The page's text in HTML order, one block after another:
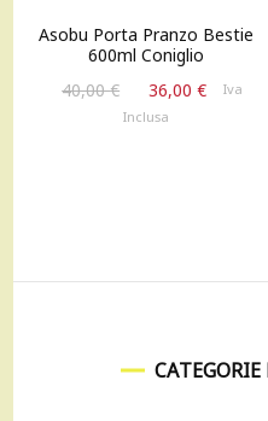
Asobu Porta Pranzo Bestie
600ml Coniglio
40,00€
prezzo
36,00€
IlIva
Inclusa